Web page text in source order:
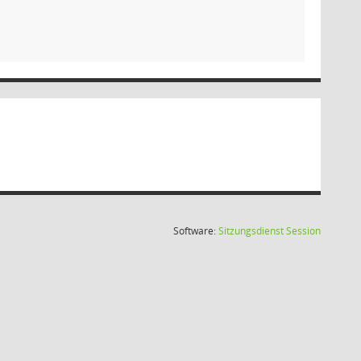
Software:SitzungsdienstSession(Wird in